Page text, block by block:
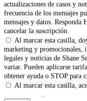
actualizaciones de casos y
frecuencia de los mensajes
mensajes y datos. Responda
cancelar la suscripción.
Al marcar esta casilla,
marketing y promocionales,
legales y noticias de Shane
variar. Pueden aplicarse
obtener ayuda o STOP para
Al marcar esta casilla,
.